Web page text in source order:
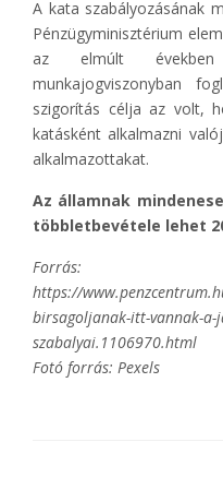
A kata szabályozásának
Pénzügyminisztérium
az elmúlt
munkajogviszonyban
szigorítás célja az volt,
katásként alkalmazni
alkalmazottakat.
Az államnak
többletbevétele lehet
Forrás:
https://
birsagoljanak-itt-vannak-
szabalyai.1106970.html
Fotó forrás: Pexels